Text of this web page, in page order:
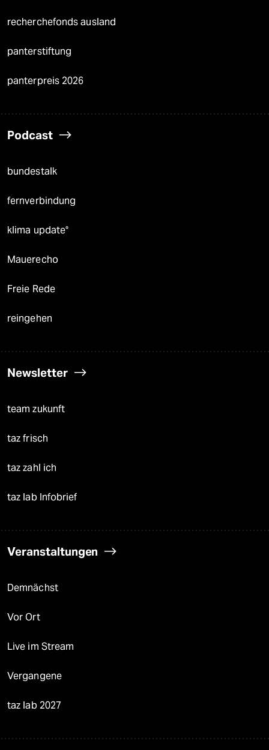
recherchefonds ausland
panterstiftung
panterpreis 2026
Podcast
bundestalk
fernverbindung
klima update°
Mauerecho
Freie Rede
reingehen
Newsletter
team zukunft
taz frisch
taz zahl ich
taz lab Infobrief
Veranstaltungen
Demnächst
Vor Ort
Live im Stream
Vergangene
taz lab 2027